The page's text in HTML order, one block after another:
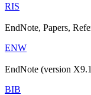
RIS
EndNote, Papers,
ENW
EndNote (version
BIB